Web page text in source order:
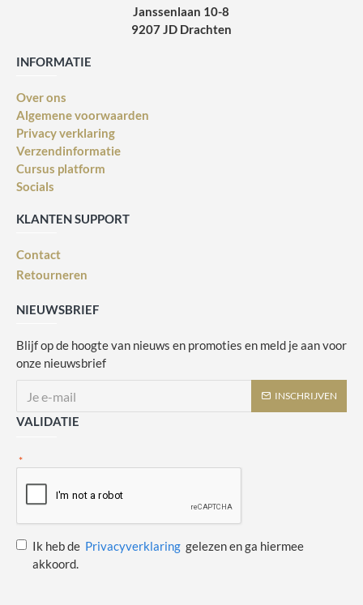
Janssenlaan 10-8
9207 JD Drachten
INFORMATIE
Over ons
Algemene voorwaarden
Privacy verklaring
Verzendinformatie
Cursus platform
Socials
KLANTEN SUPPORT
Contact
Retourneren
NIEUWSBRIEF
Blijf op de hoogte van nieuws en promoties en meld je aan voor
onze nieuwsbrief
INSCHRIJVEN
VALIDATIE
Ik heb de Privacyverklaring gelezen en ga hiermee
akkoord.